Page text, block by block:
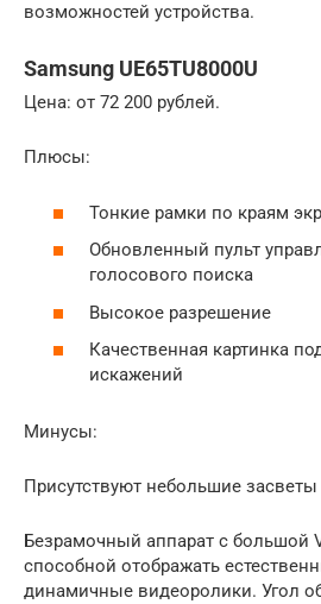
возможностей устройства.
Samsung UE65TU8000U
Цена: от 72 200 рублей.
Плюсы:
Тонкие рамки по краям
Обновленный пульт
голосового поиска
Высокое разрешение
Качественная картинка
искажений
Минусы:
Присутствуют небольшие
Безрамочный аппарат с большой
способной отображать
динамичные видеоролики. Угол